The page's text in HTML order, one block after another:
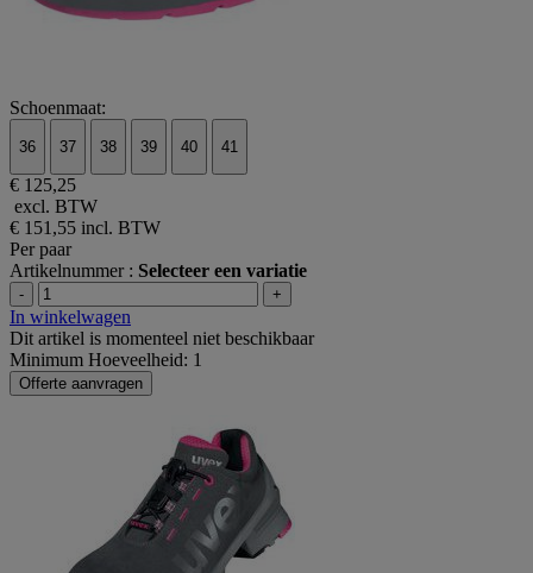
Schoenmaat:
36 37 38 39 40 41
€ 125,25
excl. BTW
€ 151,55 incl. BTW
Per paar
Artikelnummer : Selecteer een variatie
- +
In winkelwagen
Dit artikel is momenteel niet beschikbaar
Minimum Hoeveelheid: 1
Offerte aanvragen